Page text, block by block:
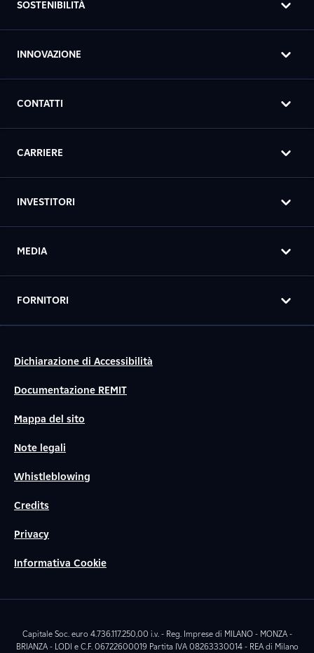
SOSTENIBILITÀ
INNOVAZIONE
CONTATTI
CARRIERE
INVESTITORI
MEDIA
FORNITORI
Dichiarazione di Accessibilità
Documentazione REMIT
Mappa del sito
Note legali
Whistleblowing
Credits
Privacy
Informativa Cookie
Capitale Soc. euro 4.736.117.250,00 i.v. - Reg. Imprese di MILANO - MONZA -
BRIANZA - LODI e C.F. 06722600019 Partita IVA 08263330014 - REA di Milano